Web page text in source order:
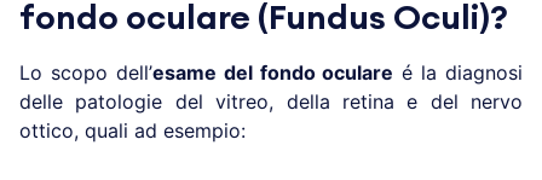
fondo oculare (Fundus Oculi)?
Lo scopo dell’esame del fondo oculare é la diagnosi
delle patologie del vitreo, della retina e del nervo
ottico, quali ad esempio: